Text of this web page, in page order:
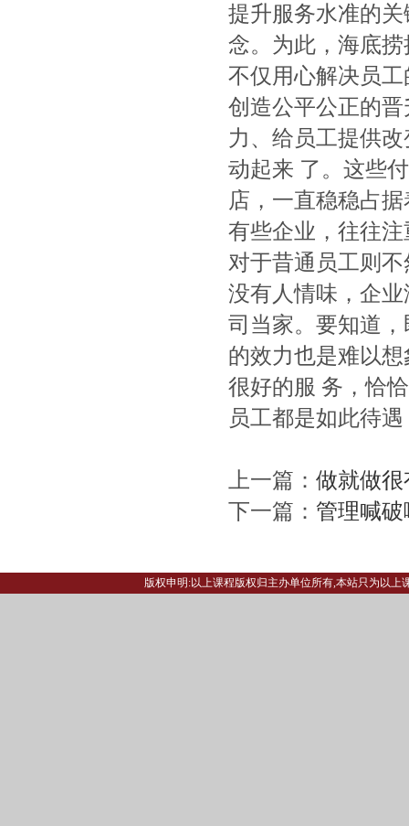
提升服务水准的
念。为此，海底
不仅用心解决员
创造公平公正的
力、给员工提供
动起来 了。这些
店，一直稳稳占
有些企业，往往
对于昔通员工则
没有人情味，企
司当家。要知道
的效力也是难以
很好的服 务，恰
员工都是如此待
上一篇： 做就做
下一篇： 管理喊
版权申明:以上课程版权归主办单位所有,本站只为以